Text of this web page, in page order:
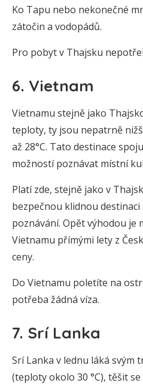
Ko Tapu nebo nekonečné
zátočin a vodopádů.
Pro pobyt v Thajsku
6. Vietnam
Vietnamu stejně jako
teploty, ty jsou nepatrně
až 28°C. Tato destinace
možností poznávat místní
Platí zde, stejně jako v
bezpečnou klidnou
poznávání. Opět výhodou je
Vietnamu přímými lety z
ceny.
Do Vietnamu poletíte na
potřeba žádná víza.
7. Srí Lanka
Srí Lanka v lednu láká svým
(teploty okolo 30 °C), těšit